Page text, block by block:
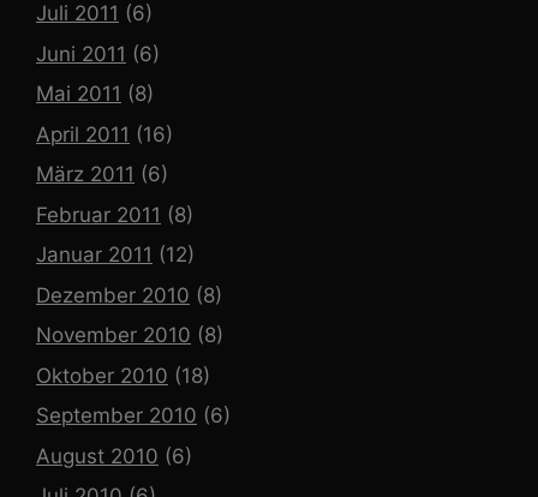
Juli 2011 (6)
Juni 2011 (6)
Mai 2011 (8)
April 2011 (16)
März 2011 (6)
Februar 2011 (8)
Januar 2011 (12)
Dezember 2010 (8)
November 2010 (8)
Oktober 2010 (18)
September 2010 (6)
August 2010 (6)